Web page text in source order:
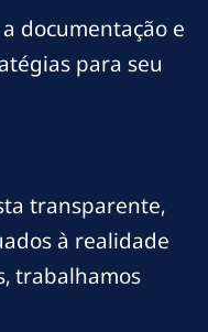
documentação e
para seu
transparente,
à realidade
trabalhamos